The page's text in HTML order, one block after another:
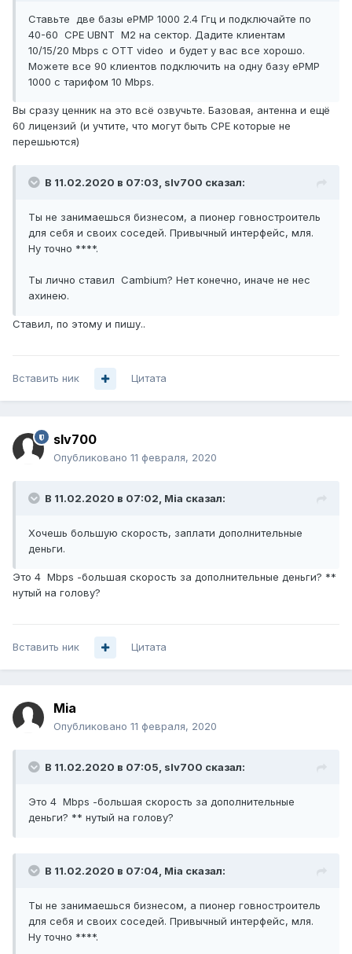
Ставьте две базы ePMP 1000 2.4 Ггц и подключайте по
40-60 CPE UBNT M2 на сектор. Дадите клиентам
10/15/20 Mbps c OTT video и будет у вас все хорошо.
Можете все 90 клиентов подключить на одну базу ePMP
1000 с тарифом 10 Mbps.
Вы сразу ценник на это всё озвучьте. Базовая, антенна и ещё
60 лицензий (и учтите, что могут быть CPE которые не
перешьются)
В 11.02.2020 в 07:03, slv700 сказал:
Ты не занимаешься бизнесом, а пионер говностроитель
для себя и своих соседей. Привычный интерфейс, мля.
Ну точно ****.
Ты лично ставил Cambium? Нет конечно, иначе не нес
ахинею.
Ставил, по этому и пишу..
Вставить ник Цитата
slv700
Опубликовано 11 февраля, 2020
В 11.02.2020 в 07:02, Mia сказал:
Хочешь большую скорость, заплати дополнительные
деньги.
Это 4 Mbps -большая скорость за дополнительные деньги? **
нутый на голову?
Вставить ник Цитата
Mia
Опубликовано 11 февраля, 2020
В 11.02.2020 в 07:05, slv700 сказал:
Это 4 Mbps -большая скорость за дополнительные
деньги? ** нутый на голову?
В 11.02.2020 в 07:04, Mia сказал:
Ты не занимаешься бизнесом, а пионер говностроитель
для себя и своих соседей. Привычный интерфейс, мля.
Ну точно ****.